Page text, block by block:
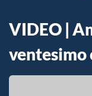
VIDEO |
ventesimo